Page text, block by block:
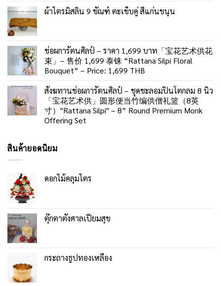
ผ้าไตรมิสลิน 9 ขัณฑ์ ตะเข็บคู่ สีแก่นขนุน
ช่อผการัตนศิลป์ – ราคา 1,699 บาท「宝花艺术供花
束」– 售价 1,699 泰铢 “Rattana Silpi Floral
Bouquet” – Price: 1,699 THB
สังฆทานช่อผการัตนศิลป์ – ชุดชะลอมปิ่นโตกลม 8 นิ้ว
「宝花艺术供」圆形便当竹编供僧礼篮（8英
寸）"Rattana Silpi" – 8” Round Premium Monk
Offering Set
สินค้ายอดนิยม
ดอกไม้คลุมไตร
ตุ๊กตาตั้งศาลเปี่ยมสุข
กระถางธูปทองเหลือง